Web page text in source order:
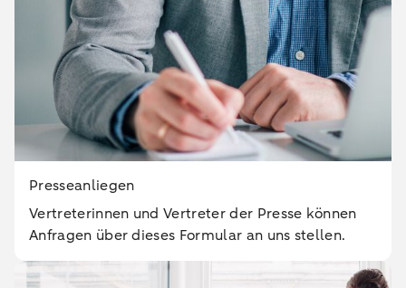
Presseanliegen
Vertreterinnen und Vertreter der Presse können
Anfragen über dieses Formular an uns stellen.